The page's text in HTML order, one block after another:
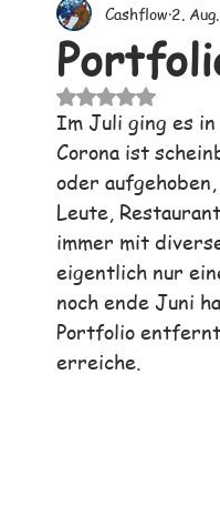
Finanzielle BildungCashflow 2.
Mit NaN von 5
Im Juli ging es in
Corona ist
oder
Leute,
immer mit
eigentlich nur
noch ende Juni
Portfolio
erreiche.